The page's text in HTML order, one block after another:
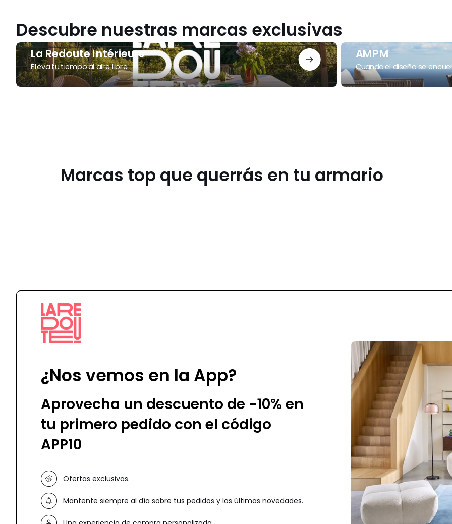
Descubre nuestras marcas exclusivas
La Redoute Intérieurs
Eleva tu tiempo al aire libre
La
Redoute
Intérieurs
AMPM
Cuando el diseño se
AMPM
Marcas top que querrás en tu armario
¿Nos vemos en la App?
Aprovecha un descuento de -10% en
tu primero pedido con el código
APP10
Ofertas exclusivas.
Mantente siempre al día sobre tus pedidos y las últimas novedades.